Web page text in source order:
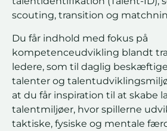
scouting, transition og
Du får indhold med fokus på
kompetenceudvikling blandt
ledere, som til daglig
talenter og
at du får inspiration til at skabe
talentmiljøer, hvor spillerne
taktiske, fysiske og mentale